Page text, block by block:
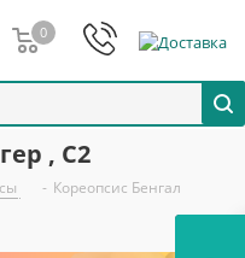
0
, C2
- Кореопсис Бенгал